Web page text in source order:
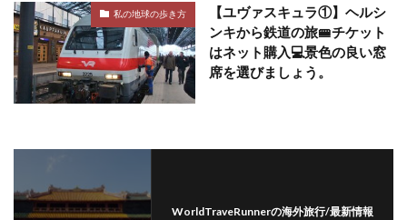
私の地球の歩き方
【ユヴァスキュラ①】ヘルシ
ンキから鉄道の旅🚝チケット
はネット購入💻景色の良い窓
席を選びましょう。
WorldTraveRunnerの海外旅行/最新情報